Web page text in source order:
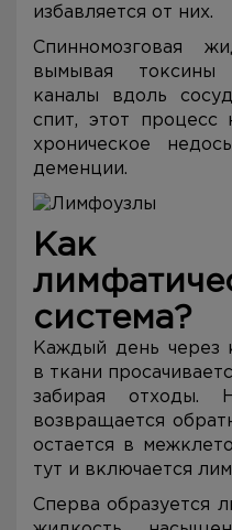
избавляется от них.
Спинномозговая
вымывая токсины
каналы вдоль
спит, этот процесс
хроническое
деменции.
Как
система?
Каждый день через
в ткани
забирая
возвращается
остается в
тут и включается
Сперва образуется